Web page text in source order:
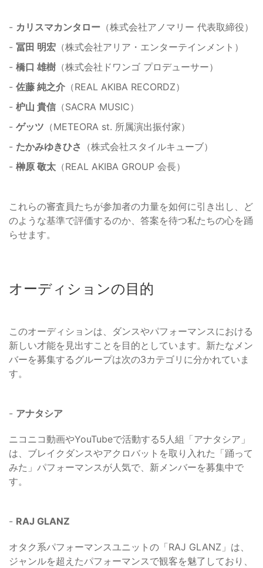
- カリスマカンタロー （株式会社アノマリー 代表取締役）
- 冨田 明宏 （株式会社アリア・エンターテインメント）
- 橋口 雄樹 （株式会社ドワンゴ プロデューサー）
- 佐藤 純之介 （REAL AKIBA RECORDZ）
- 枦山 貴信 （SACRA MUSIC）
- ゲッツ （METEORA st. 所属演出振付家）
- たかみゆきひさ （株式会社スタイルキューブ）
- 榊原 敬太 （REAL AKIBA GROUP 会長）
これらの審査員たちが参加者の力量を如何に引き出し、ど
のような基準で評価するのか、答案を待つ私たちの心を踊
らせます。
オーディションの目的
このオーディションは、ダンスやパフォーマンスにおける
新しい才能を見出すことを目的としています。新たなメン
バーを募集するグループは次の3カテゴリに分かれていま
す。
- アナタシア
ニコニコ動画やYouTubeで活動する5人組「アナタシア」
は、ブレイクダンスやアクロバットを取り入れた「踊って
みた」パフォーマンスが人気で、新メンバーを募集中で
す。
- RAJ GLANZ
オタク系パフォーマンスユニットの「RAJ GLANZ」は、
ジャンルを超えたパフォーマンスで観客を魅了しており、